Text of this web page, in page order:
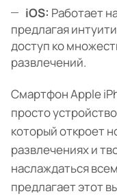
iOS: Работает
предлагая
доступ ко
развлечений.
Смартфон Apple
просто
который откроет
развлечениях и
наслаждаться
предлагает этот